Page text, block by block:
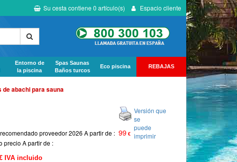
Su cesta contiene 0 artículo(s) Espacio cliente
Entorno de
la piscina
Spas Saunas
Baños turcos
Eco piscina REBAJAS
de abachi para sauna
Versión que
se
puede
imprimir
proveedor 2026 A partir de : 99€
precio A partir de :
IVA incluido